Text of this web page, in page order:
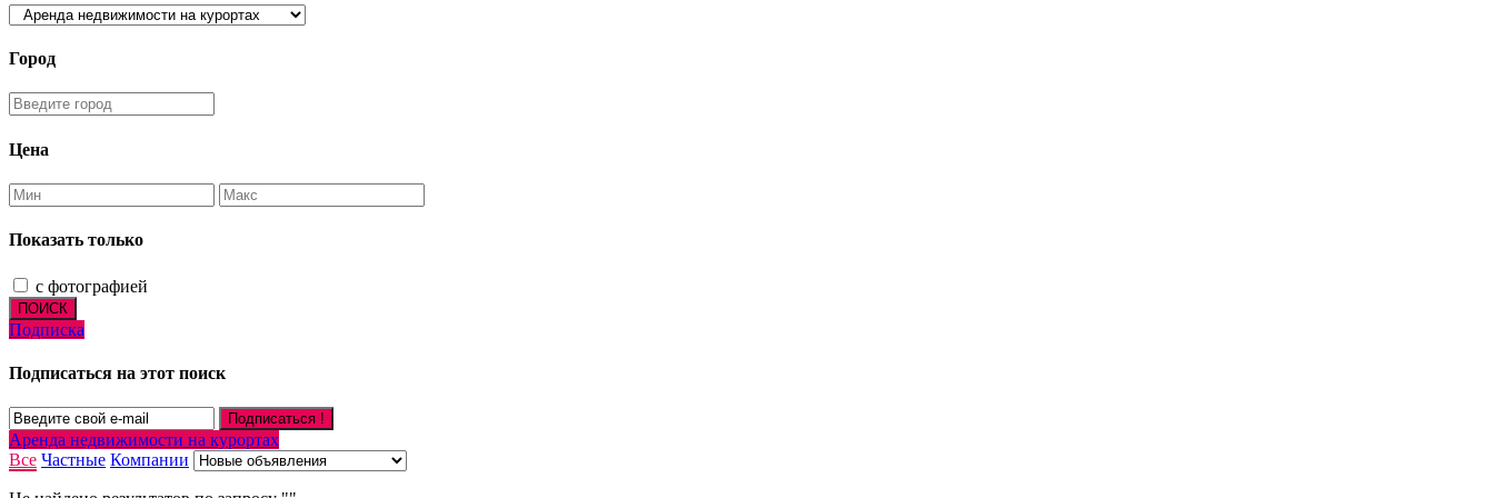
Город
Цена
Показать только
с фотографией
ПОИСК
Подписка
Подписаться на этот поиск
Подписаться !
Аренда недвижимости на курортах
Все Частные Компании